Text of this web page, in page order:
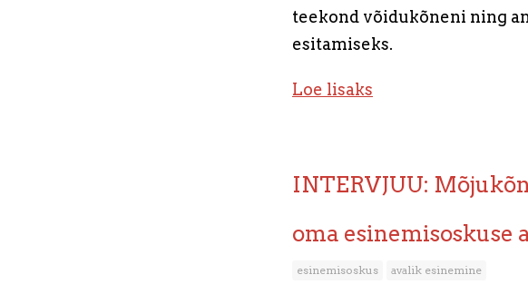
teekond võidukõneni ning
esitamiseks.
Loe lisaks
INTERVJUU:
oma esinemisoskuse
esinemisoskus avalik esinemine